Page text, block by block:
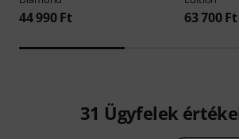
44 990 Ft 63 700 Ft
31 Ügyfelek